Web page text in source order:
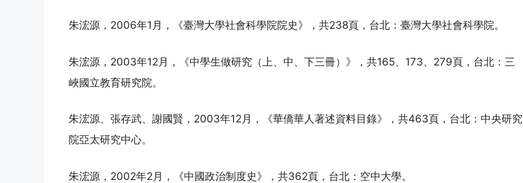
朱浤源，2006年1月，《臺灣大學社會科學院院史》，共238頁，台北：臺灣大學社會科學院。
朱浤源，2003年12月，《中學生做研究（上、中、下三冊）》，共165、173、279頁，台北：三
峽國立教育研究院。
朱浤源、張存武、謝國賢，2003年12月，《華僑華人著述資料目錄》，共463頁，台北：中央研究
院亞太研究中心。
朱浤源，2002年2月，《中國政治制度史》，共362頁，台北：空中大學。